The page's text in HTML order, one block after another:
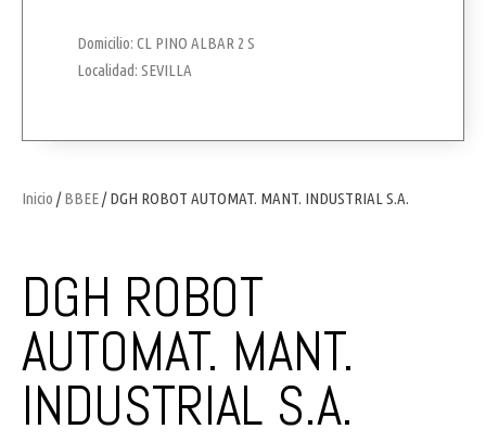
Inicio /BBEE/ DGH ROBOT AUTOMAT. MANT. INDUSTRIAL S.A.
DGH ROBOT
AUTOMAT. MANT.
INDUSTRIAL S.A.
Domicilio: CL PINO ALBAR 2 S
Localidad: SEVILLA